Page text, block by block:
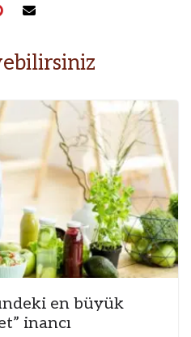
en büyük
inancı